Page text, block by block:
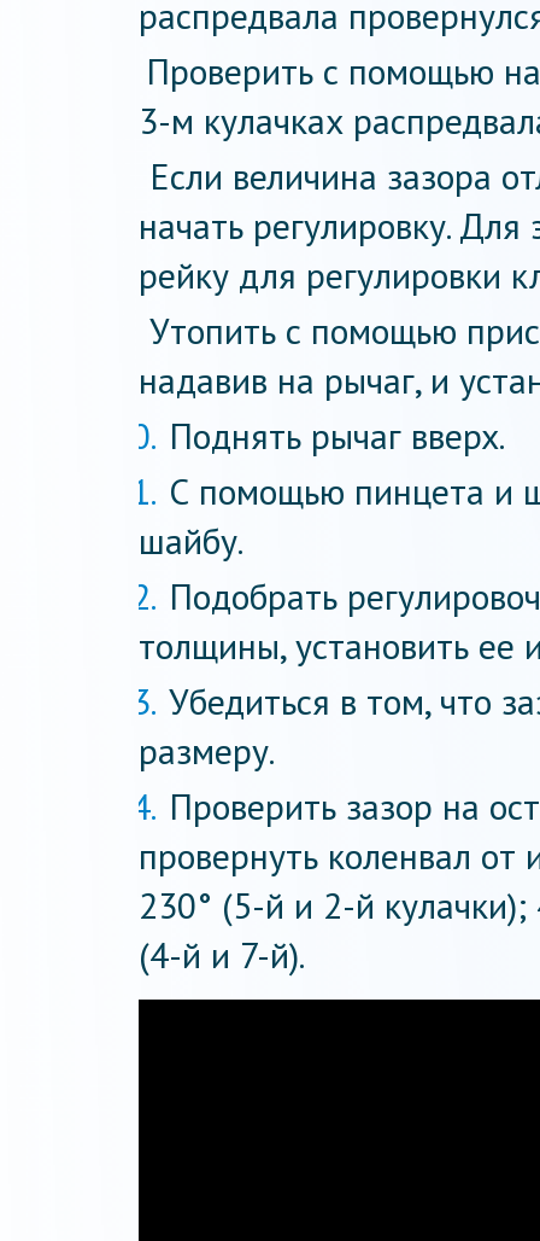
распредвала
Проверить с помощью
3-м кулачках
Если величина зазора
начать регулировку.
рейку для регулировки
Утопить с помощью
надавив на рычаг, и
Поднять рычаг вверх.
С помощью пинцета и
шайбу.
Подобрать
толщины, установить ее
Убедиться в том, что
размеру.
Проверить зазор на
провернуть коленвал
230° (5-й и 2-й
(4-й и 7-й).